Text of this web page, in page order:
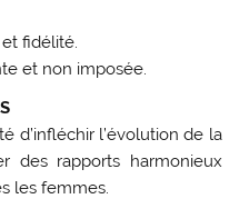
fidélité.
et non imposée.
d’infléchir l’évolution de la
des rapports harmonieux
les femmes.